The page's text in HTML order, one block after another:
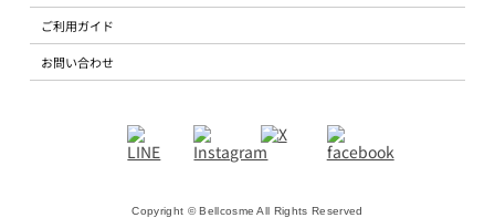
ご利用ガイド
お問い合わせ
Copyright © Bellcosme All Rights Reserved